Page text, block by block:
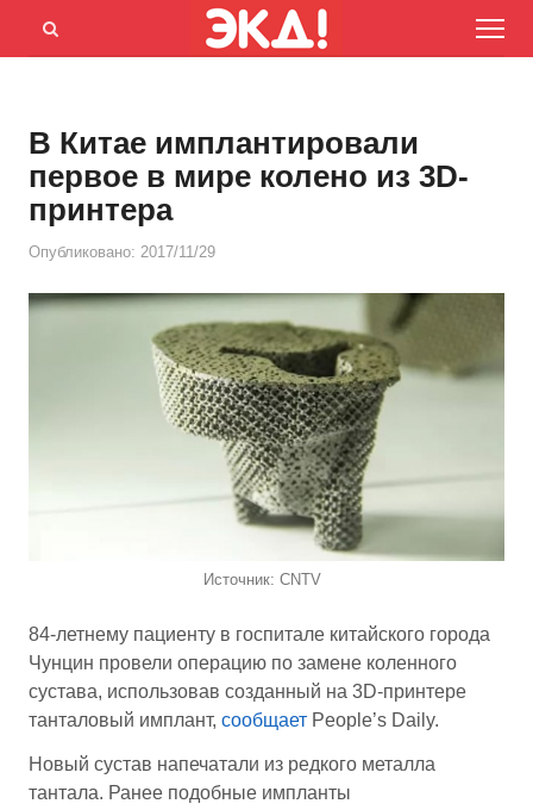
Menu
Открыть
В Китае имплантировали
первое в мире колено из 3D-
принтера
Опубликовано: 2017/11/29
Источник: CNTV
84-летнему пациенту в госпитале китайского города
Чунцин провели операцию по замене коленного
сустава, использовав созданный на 3D-принтере
танталовый имплант, сообщает People’s Daily.
Новый сустав напечатали из редкого металла
тантала. Ранее подобные импланты